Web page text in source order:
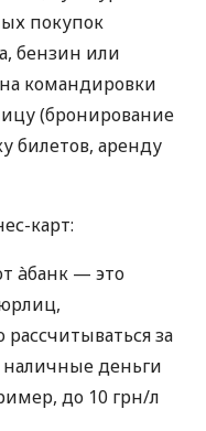
покупок
бензин или
командировки
(бронирование
билетов, аренду
карт:
àбанк — это
за
наличные деньги
до 10 грн/л